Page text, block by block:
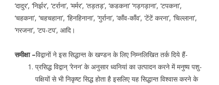
‘दादुर’, ‘निर्झर’, ‘टर्राना’, ‘मर्मर’, ‘तड़तड़’, ‘कडकना’ ‘गड़गड़ाना’, ‘टपकना’,
‘चहकना’, ‘चहचहाना’, ‘हिनहिनाना’, ‘गुर्राना’, ‘काँव-काँव’, ‘टेंटें करना’, ‘चिल्लाना’,
‘गरजना’, ‘टप-टप’, आदि।
समीक्षा –विद्वानों ने इस सिद्धान्त के खण्डन के लिए निम्नलिखित तर्क दिये हैं-
प्रसिद्ध विद्वान् ‘रेनन’ के अनुसार ध्वनियां का उत्पादन करने में मनुष्य पशु-
पक्षियों से भी निकृष्ट सिद्ध होता है इसलिए यह सिद्धान्त विश्वास करने के